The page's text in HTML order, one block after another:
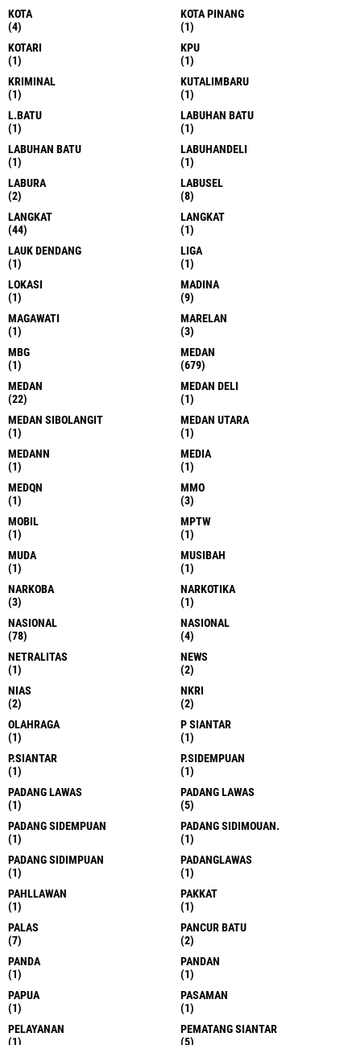
KOTA
(4)
KOTA PINANG
(1)
KOTARI
(1)
KPU
(1)
KRIMINAL
(1)
KUTALIMBARU
(1)
L.BATU
(1)
LABUHAN BATU
(1)
LABUHAN BATU
(1)
LABUHANDELI
(1)
LABURA
(2)
LABUSEL
(8)
LANGKAT
(44)
LANGKAT
(1)
LAUK DENDANG
(1)
LIGA
(1)
LOKASI
(1)
MADINA
(9)
MAGAWATI
(1)
MARELAN
(3)
MBG
(1)
MEDAN
(679)
MEDAN
(22)
MEDAN DELI
(1)
MEDAN SIBOLANGIT
(1)
MEDAN UTARA
(1)
MEDANN
(1)
MEDIA
(1)
MEDQN
(1)
MMO
(3)
MOBIL
(1)
MPTW
(1)
MUDA
(1)
MUSIBAH
(1)
NARKOBA
(3)
NARKOTIKA
(1)
NASIONAL
(78)
NASIONAL
(4)
NETRALITAS
(1)
NEWS
(2)
NIAS
(2)
NKRI
(2)
OLAHRAGA
(1)
P SIANTAR
(1)
P.SIANTAR
(1)
P.SIDEMPUAN
(1)
PADANG LAWAS
(1)
PADANG LAWAS
(5)
PADANG SIDEMPUAN
(1)
PADANG SIDIMOUAN.
(1)
PADANG SIDIMPUAN
(1)
PADANGLAWAS
(1)
PAHLLAWAN
(1)
PAKKAT
(1)
PALAS
(7)
PANCUR BATU
(2)
PANDA
(1)
PANDAN
(1)
PAPUA
(1)
PASAMAN
(1)
PELAYANAN
(1)
PEMATANG SIANTAR
(5)